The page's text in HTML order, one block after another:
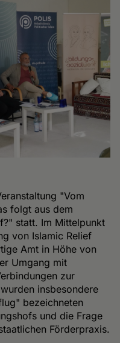
"Vom
folgt aus dem
statt. Im Mittelpunkt
von Islamic Relief
Amt in Höhe von
Umgang mit
zur
insbesondere
bezeichneten
und die Frage
Förderpraxis.